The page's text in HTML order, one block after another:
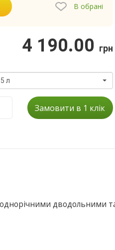
В обрані
4 190.00 грн
5 л
Замовити в 1 клік
дводольними